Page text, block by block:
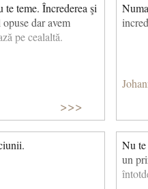
te teme. Încrederea şi
dar avem
pe cealaltă.
>>>
Nu te
un